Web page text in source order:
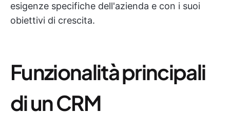
esigenze specifiche dell'azienda e con i suoi
obiettivi di crescita.
Funzionalità principali
di un CRM